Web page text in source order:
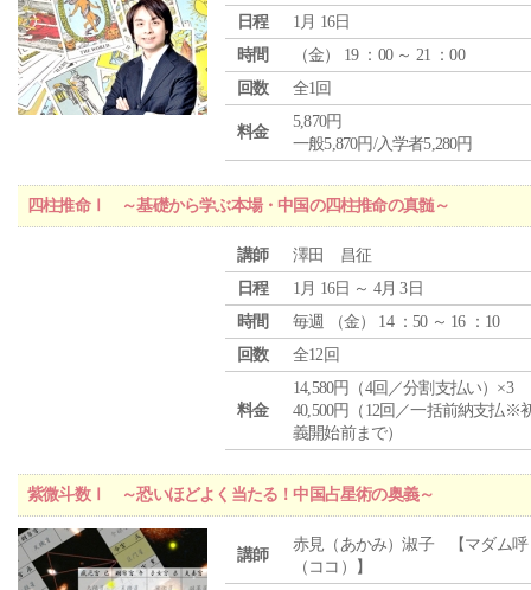
日程
1月 16日
時間
（金） 19 ：00 ～ 21 ：00
回数
全1回
料金
5,870円
一般5,870円/入学者5,280円
四柱推命Ⅰ ～基礎から学ぶ本場・中国の四柱推命の真髄～
講師
澤田 昌征
日程
1月 16日 ～ 4月 3日
時間
毎週 （金） 14 ：50 ～ 16 ：10
回数
全12回
料金
14,580円（4回／分割支払い）×3
40,500円（12回／一括前納支払※
義開始前まで）
紫微斗数Ⅰ ～恐いほどよく当たる！中国占星術の奥義～
講師
赤見（あかみ）淑子 【マダム呼
（ココ）】